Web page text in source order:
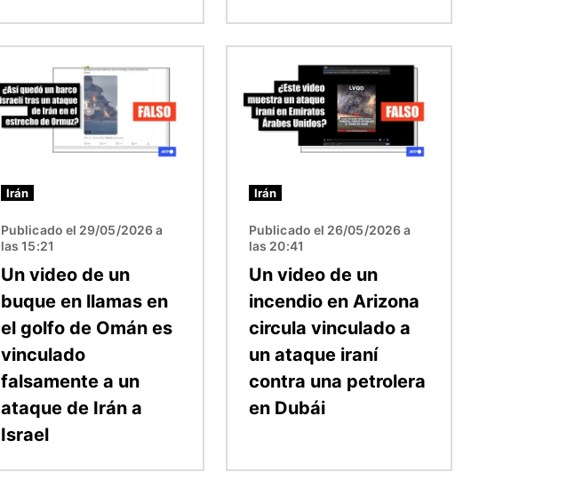
Irán
Publicado el 29/05/2026 a
las 15:21
Un video de un
buque en llamas en
el golfo de Omán es
vinculado
falsamente a un
ataque de Irán a
Israel
Irán
Publicado el 26/05/2026 a
las 20:41
Un video de un
incendio en Arizona
circula vinculado a
un ataque iraní
contra una petrolera
en Dubái